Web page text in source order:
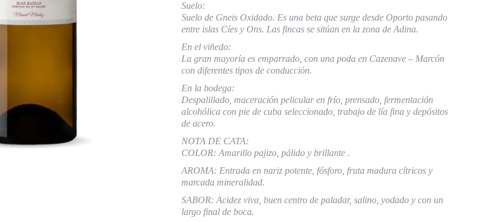
Suelo:
Suelo de Gneis Oxidado. Es una beta que surge desde Oporto pasando
entre islas Cíes y Ons. Las fincas se sitúan en la zona de Adina.
En el viñedo:
La gran mayoría es emparrado, con una poda en Cazenave – Marcón
con diferentes tipos de conducción.
En la bodega:
Despalillado, maceración pelicular en frío, prensado, fermentación
alcohólica con pie de cuba seleccionado, trabajo de lía fina y depósitos
de acero.
NOTA DE CATA:
COLOR: Amarillo pajizo, pálido y brillante .
AROMA: Entrada en nariz potente, fósforo, fruta madura cítricos y
marcada mineralidad.
SABOR: Acidez viva, buen centro de paladar, salino, yodado y con un
largo final de boca.